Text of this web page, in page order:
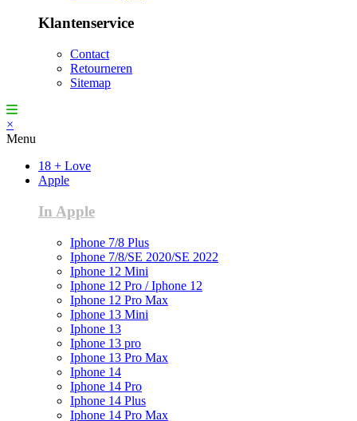
Klantenservice
Contact
Retourneren
Sitemap
×
Menu
18 + Love
Apple
In Apple
Iphone 7/8 Plus
Iphone 7/8/SE 2020/SE 2022
Iphone 12 Mini
Iphone 12 Pro / Iphone 12
Iphone 12 Pro Max
Iphone 13 Mini
Iphone 13
Iphone 13 pro
Iphone 13 Pro Max
Iphone 14
Iphone 14 Pro
Iphone 14 Plus
Iphone 14 Pro Max